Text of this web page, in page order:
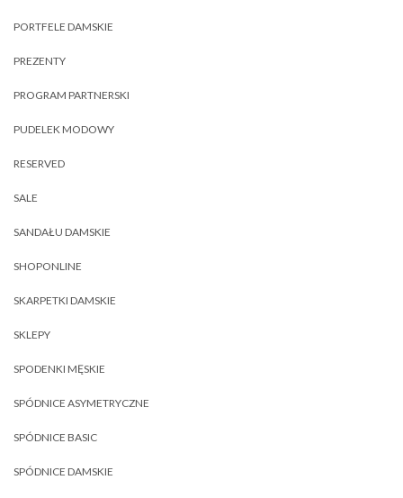
PORTFELE DAMSKIE
PREZENTY
PROGRAM PARTNERSKI
PUDELEK MODOWY
RESERVED
SALE
SANDAŁU DAMSKIE
SHOPONLINE
SKARPETKI DAMSKIE
SKLEPY
SPODENKI MĘSKIE
SPÓDNICE ASYMETRYCZNE
SPÓDNICE BASIC
SPÓDNICE DAMSKIE